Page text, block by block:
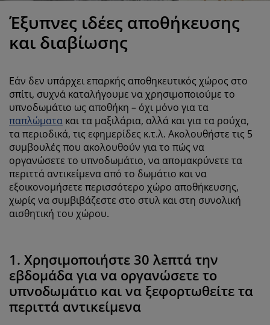
κρεβατιού
στρώματα
κρεβάτια
επίπλων
εξωτερικού χώρου
σπιτιού
πλυντηρίου
Έξυπνες ιδέες αποθήκευσης
και διαβίωσης
Εάν δεν υπάρχει επαρκής αποθηκευτικός χώρος στο
σπίτι, συχνά καταλήγουμε να χρησιμοποιούμε το
υπνοδωμάτιο ως αποθήκη – όχι μόνο για τα
παπλώματα και τα μαξιλάρια, αλλά και για τα ρούχα,
τα περιοδικά, τις εφημερίδες κ.τ.λ. Ακολουθήστε τις 5
συμβουλές που ακολουθούν για το πώς να
οργανώσετε το υπνοδωμάτιο, να απομακρύνετε τα
περιττά αντικείμενα από το δωμάτιο και να
εξοικονομήσετε περισσότερο χώρο αποθήκευσης,
χωρίς να συμβιβάζεστε στο στυλ και στη συνολική
αισθητική του χώρου.
1. Χρησιμοποιήστε 30 λεπτά την
εβδομάδα για να οργανώσετε το
υπνοδωμάτιο και να ξεφορτωθείτε τα
περιττά αντικείμενα